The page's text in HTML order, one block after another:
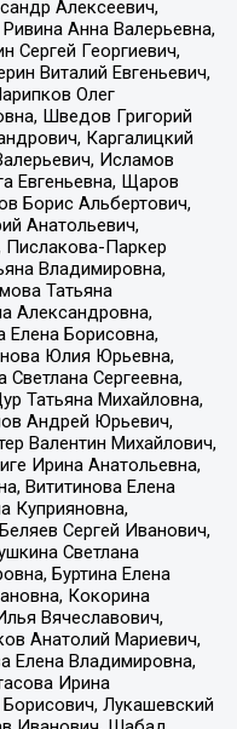
Алексеевич,
Анна Валерьевна,
Сергей Георгиевич,
Виталий Евгеньевич,
Олег
Шведов Григорий
Каргалицкий
Исламов
Евгеньевна, Щаров
Борис Альбертович,
Анатольевич,
Пислакова-Паркер
Владимировна,
Татьяна
Александровна,
Елена Борисовна,
Юлия Юрьевна,
Светлана Сергеевна,
Татьяна Михайловна,
Андрей Юрьевич,
Валентин Михайлович,
Ирина Анатольевна,
Вититинова Елена
Куприяновна,
Сергей Иванович,
Светлана
Буртина Елена
Кокорина
Вячеславович,
Анатолий Мариевич,
Елена Владимировна,
Ирина
Лукашевский